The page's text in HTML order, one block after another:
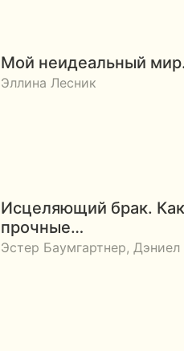
Мой неидеальный
Эллина Лесник
Исцеляющий брак.
прочные…
Эстер Баумгартнер, Дэниел